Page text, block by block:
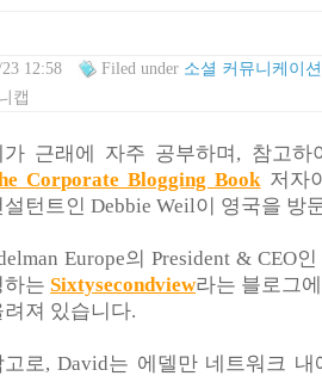
12:58 Filedunder 소셜 커뮤니케이
캡
가 근래에 자주 공부하며, 참고하
Corporate Blogging Book저자
설턴트인 Debbie Weil이 영국을 방
Europe의 President & CEO
하는 Sixtysecondview라는 블로그
려져 있습니다.
고로, David는 에델만 네트워크